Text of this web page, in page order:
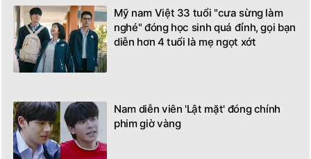
Mỹ nam Việt 33 tuổi "cưa sừng làm
nghé" đóng học sinh quá đỉnh, gọi bạn
diễn hơn 4 tuổi là mẹ ngọt xớt
Nam diễn viên 'Lật mặt' đóng chính
phim giờ vàng